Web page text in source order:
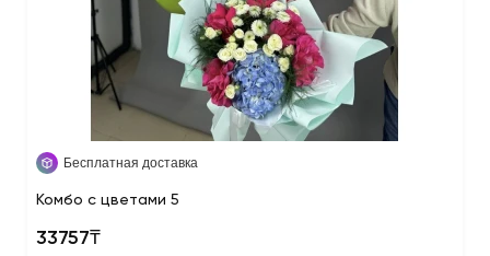
Бесплатная доставка
Комбо с цветами 5
33757₸